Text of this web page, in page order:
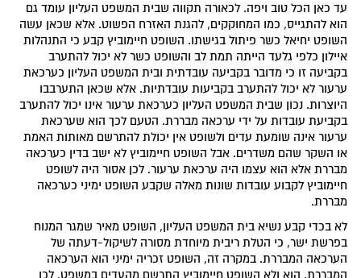
עד כאן הכל טוב ויפה. לכאורה תקווה שבית המשפט העליון עומד גם
הוא להתגייס, כמו המחוקקים, להגנת האזרח הפשוט. אלא שכאן עשה
השופט יחיאל כשר פיתול בגישתו. השופט חיימוביץ קבע כי התנהלות
איילון כלפי גלעד הייתה תמת לב והשופט כשר לא יכול להתערב
בקביעה זו כי מדובר בקביעה עובדתית ובית המשפט העליון כערכאת
ערעור לא יכול להתערב בקביעות עובדתיות. אלא שכאן התערבבו
היוצרות. נכון שבית המשפט העליון כערכאת ערעור אינו יכול להתערב
בקביעת עובדות על ידי ערכאה מבררת. הטעם לכך הוא שערכאת
ערעור אינה שומעת עדים ולשופט אין יכולת להתרשם מאותות האמת
או השקר שהם משדרים. אבל השופט חיימוביץ לא ישב בדין כערכאה
מבררת אלא הוא עצמו היה ערכאת ערעור. לכן אסור היה לשופט
חיימוביץ לקבוע עובדות שונות מאלה שקבע השופט ימיני כערכאה
מבררת.
לא בכדי קבע נשיא בית המשפט העליון, השופט מאיר שמגר המנוח
בפרשת ישר, כי הטלת ריבית מיוחדת מסורה לשיקול-דעתה של
הערכאה המבררת. במקרה זה, השופט זכריה ימיני הוא הערכאה
המבררת. הוא ולא השופט חיימוביץ התרשם מהעדים במשפט. לכן